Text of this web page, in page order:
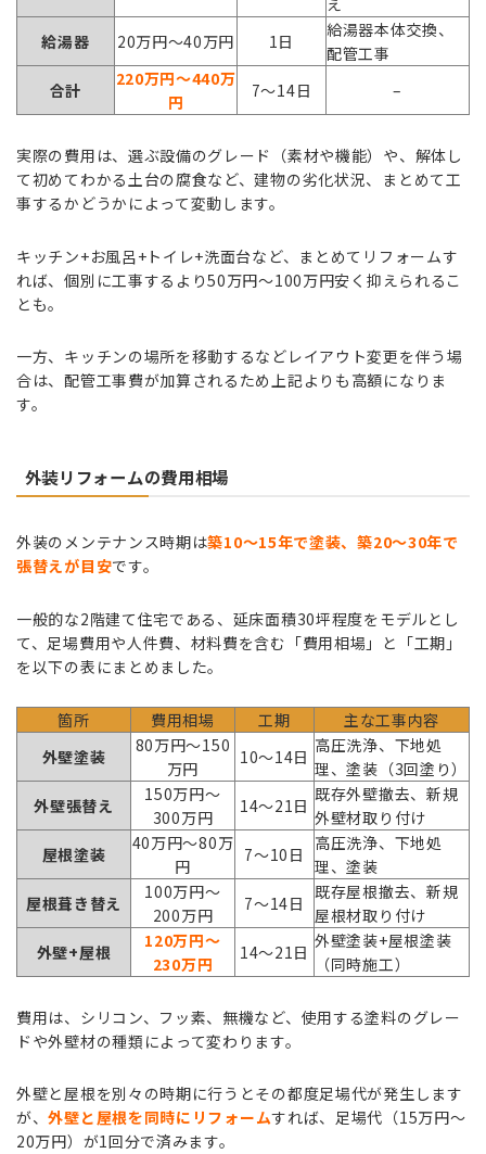
え
給湯器
20万円〜40万円 1日
給湯器本体交換、
配管工事
合計
220万円〜440万
円
7〜14日 –
実際の費用は、選ぶ設備のグレード（素材や機能）や、解体し
て初めてわかる土台の腐食など、建物の劣化状況、まとめて工
事するかどうかによって変動します。
キッチン+お風呂+トイレ+洗面台など、まとめてリフォームす
れば、個別に工事するより50万円〜100万円安く抑えられるこ
とも。
一方、キッチンの場所を移動するなどレイアウト変更を伴う場
合は、配管工事費が加算されるため上記よりも高額になりま
す。
外装リフォームの費用相場
外装のメンテナンス時期は築10〜15年で塗装、築20〜30年で
張替えが目安です。
一般的な2階建て住宅である、延床面積30坪程度をモデルとし
て、足場費用や人件費、材料費を含む「費用相場」と「工期」
を以下の表にまとめました。
箇所 費用相場 工期
主な工事内容
外壁塗装
80万円〜150
万円
10〜14日
高圧洗浄、下地処
理、塗装（3回塗り）
外壁張替え
150万円〜
300万円
14〜21日
既存外壁撤去、新規
外壁材取り付け
屋根塗装
40万円〜80万
円
7〜10日
高圧洗浄、下地処
理、塗装
屋根葺き替え
100万円〜
200万円
7〜14日
既存屋根撤去、新規
屋根材取り付け
外壁+屋根
120万円〜
230万円
14〜21日
外壁塗装+屋根塗装
（同時施工）
費用は、シリコン、フッ素、無機など、使用する塗料のグレー
ドや外壁材の種類によって変わります。
外壁と屋根を別々の時期に行うとその都度足場代が発生します
が、外壁と屋根を同時にリフォームすれば、足場代（15万円〜
20万円）が1回分で済みます。